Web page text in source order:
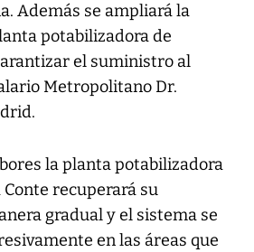
Además se ampliará la
potabilizadora de
el suministro al
Metropolitano Dr.
la planta potabilizadora
recuperará su
gradual y el sistema se
en las áreas que